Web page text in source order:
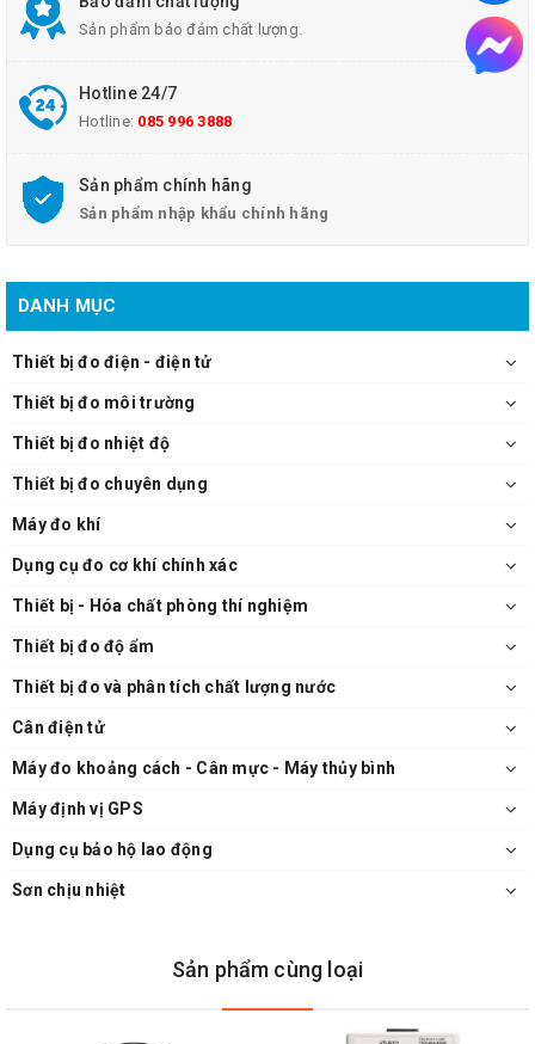
range)
- Chức năng: 4-terminal contact check function, BIN (measurement
values can be classified by rank) (3504-50, 3504-60), Trigger-
Chatter detection, EXT. I/O, RS-232C (all models standard)
- Nguồn: Selectable 100, 120, 220 or 240V AC ±10%, 50/60Hz,
220mm(8.66in)D
- Khối lượng: 3.8kg(134.0oz)
- Phụ kiện đi kèm: Power cord(1), Fuse(1).
Máy đo LCR Hioki 3504-60
Sản phẩm bảo đảm chất lượng.
Hotline 24/7
Hotline: 085 996 3888
Sản phẩm chính hãng
Sản phẩm nhập khẩu chính hãng
DANH MỤC
Thiết bị đo điện - điện tử
Thiết bị đo môi trường
Thiết bị đo nhiệt độ
Thiết bị đo chuyên dụng
Máy đo khí
Dụng cụ đo cơ khí chính xác
Thiết bị - Hóa chất phòng thí nghiệm
Thiết bị đo độ ẩm
Thiết bị đo và phân tích chất lượng nước
Cân điện tử
Máy đo khoảng cách - Cân mực - Máy thủy bình
Máy định vị GPS
Dụng cụ bảo hộ lao động
Sơn chịu nhiệt
Sản phẩm cùng loại